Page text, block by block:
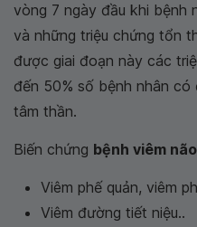
vòng 7 ngày đầu khi bệnh
và những triệu chứng tổn
được giai đoạn này các
đến 50% số bệnh nhân
tâm thần.
Biến chứng bệnh viêm
Viêm phế quản, viêm
Viêm đường tiết niệu..